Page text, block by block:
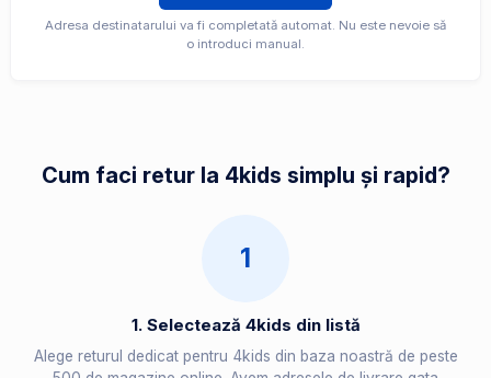
Adresa destinatarului va fi completată automat. Nu este nevoie să
o introduci manual.
Cum faci retur la 4kids simplu și rapid?
1
1. Selectează 4kids din listă
Alege returul dedicat pentru 4kids din baza noastră de peste